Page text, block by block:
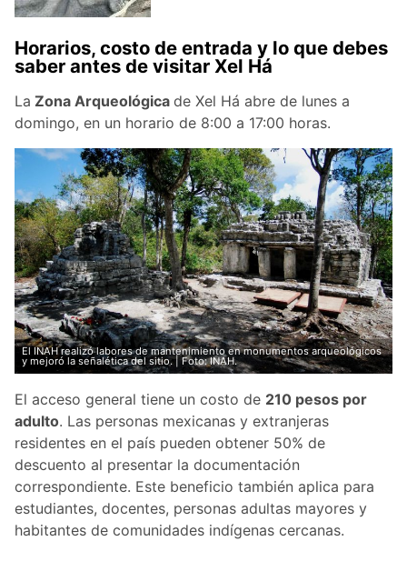
Horarios, costo de entrada y lo que debes
saber antes de visitar Xel Há
La Zona Arqueológica de Xel Há abre de lunes a
domingo, en un horario de 8:00 a 17:00 horas.
El INAH realizó labores de mantenimiento en monumentos arqueológicos
y mejoró la señalética del sitio. | Foto: INAH.
El acceso general tiene un costo de 210 pesos por
adulto. Las personas mexicanas y extranjeras
residentes en el país pueden obtener 50% de
descuento al presentar la documentación
correspondiente. Este beneficio también aplica para
estudiantes, docentes, personas adultas mayores y
habitantes de comunidades indígenas cercanas.